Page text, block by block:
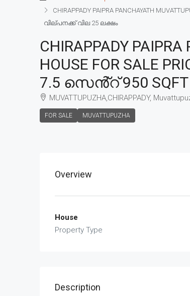
CHIRAPPADY PAIPRA PANCHAYATH
വില്പനക്ക് വില 25 ലക്ഷം
CHIRAPPADY
HOUSE FOR SALE
7.5 സെൻ്റ് 950
MUVATTUPUZHA,CHIRAPPADY,
FOR SALE MUVATTUPUZHA
Overview
House
Property Type
Description